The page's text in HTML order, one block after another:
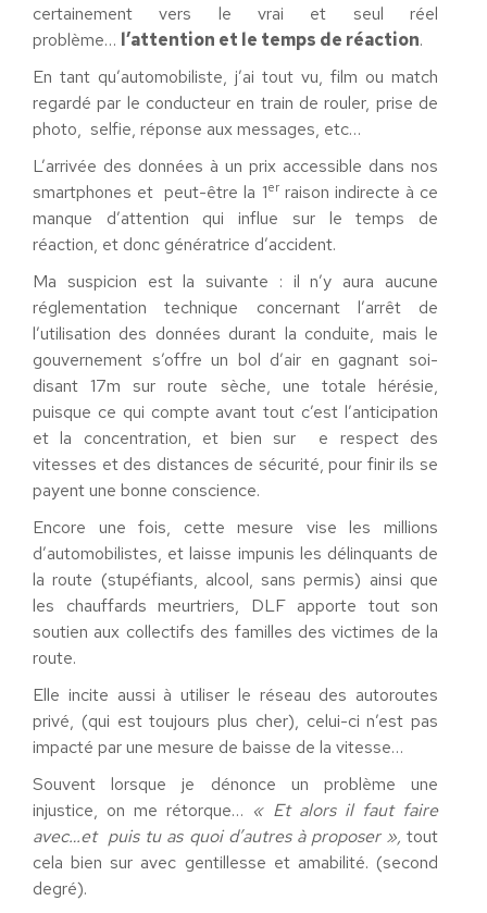
certainement vers le vrai et seul réel
problème… l’attention et le temps de réaction.
En tant qu’automobiliste, j’ai tout vu, film ou match
regardé par le conducteur en train de rouler, prise de
photo, selfie, réponse aux messages, etc…
L’arrivée des données à un prix accessible dans nos
smartphones et peut-être la 1erraison indirecte à ce
manque d’attention qui influe sur le temps de
réaction, et donc génératrice d’accident.
Ma suspicion est la suivante : il n’y aura aucune
réglementation technique concernant l’arrêt de
l’utilisation des données durant la conduite, mais le
gouvernement s’offre un bol d’air en gagnant soi-
disant 17m sur route sèche, une totale hérésie,
puisque ce qui compte avant tout c’est l’anticipation
et la concentration, et bien sur e respect des
vitesses et des distances de sécurité, pour finir ils se
payent une bonne conscience.
Encore une fois, cette mesure vise les millions
d’automobilistes, et laisse impunis les délinquants de
la route (stupéfiants, alcool, sans permis) ainsi que
les chauffards meurtriers, DLF apporte tout son
soutien aux collectifs des familles des victimes de la
route.
Elle incite aussi à utiliser le réseau des autoroutes
privé, (qui est toujours plus cher), celui-ci n’est pas
impacté par une mesure de baisse de la vitesse…
Souvent lorsque je dénonce un problème une
injustice, on me rétorque… « Et alors il faut faire
avec…et puis tu as quoi d’autres à proposer », tout
cela bien sur avec gentillesse et amabilité. (second
degré).